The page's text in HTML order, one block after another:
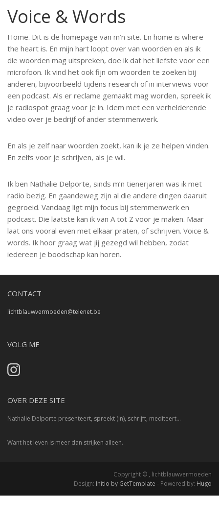
Voice & Words
Home. Dit is de homepage van m’n site. En home is where
the heart is. En mijn hart loopt over van woorden en als ik
die woorden mag uitspreken, doe ik dat het liefste voor een
microfoon. Ik vind het ook fijn om woorden te zoeken bij
anderen, bijvoorbeeld tijdens research of in interviews voor
een podcast. Als er reclame gemaakt mag worden, spreek ik
je radiospot graag voor je in. Idem met een verhelderende
video over je bedrijf of ander stemmenwerk.
En als je zelf naar woorden zoekt, kan ik je ze helpen vinden.
En zelfs voor je schrijven, als je wil.
Ik ben Nathalie Delporte, sinds m’n tienerjaren was ik met
radio bezig. En gaandeweg zijn al die andere dingen daaruit
gegroeid. Vandaag ligt mijn focus bij stemmenwerk en
podcast. Die laatste kan ik van A tot Z voor je maken. Maar
laat ons vooral even met elkaar praten, of schrijven. Voice &
words. Ik hoor graag wat jij gezegd wil hebben, zodat
iedereen je boodschap kan horen.
CONTACT
lichtblauwvermoeden@telenet.be
VOLG ME
OVER DEZE SITE
Nathalie Delporte presenteert, spreekt (in), schrijft, mediteert…
Want het leven is meer dan strijken alleen.
Copyright © , lichtblauwvermoeden
Design: Initio by GetTemplate - Powered by: Hugo